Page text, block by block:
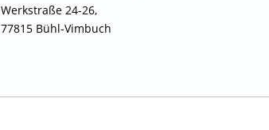
Werkstraße 24-26,
77815 Bühl-Vimbuch